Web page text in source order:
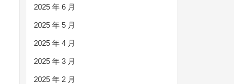
2025 年 6 月
2025 年 5 月
2025 年 4 月
2025 年 3 月
2025 年 2 月